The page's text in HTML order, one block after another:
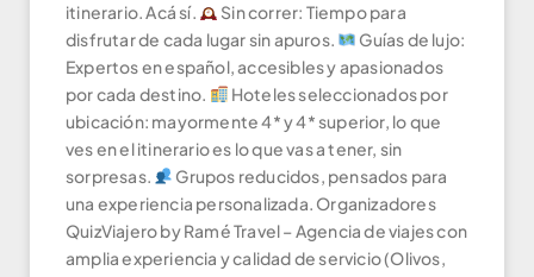
itinerario. Acá sí.
Sin correr: Tiempo para
disfrutar de cada lugar sin apuros.
Guías de lujo:
Expertos en español, accesibles y apasionados
por cada destino.
Hoteles seleccionados por
ubicación: mayormente 4* y 4* superior, lo que
ves en el itinerario es lo que vas a tener, sin
sorpresas.
Grupos reducidos, pensados para
una experiencia personalizada. Organizadores
QuizViajero by Ramé Travel – Agencia de viajes con
amplia experiencia y calidad de servicio (Olivos,